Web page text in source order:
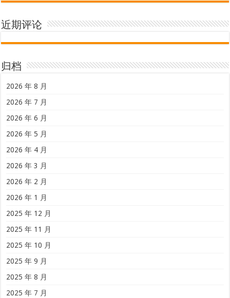
近期评论
归档
2026 年 8 月
2026 年 7 月
2026 年 6 月
2026 年 5 月
2026 年 4 月
2026 年 3 月
2026 年 2 月
2026 年 1 月
2025 年 12 月
2025 年 11 月
2025 年 10 月
2025 年 9 月
2025 年 8 月
2025 年 7 月